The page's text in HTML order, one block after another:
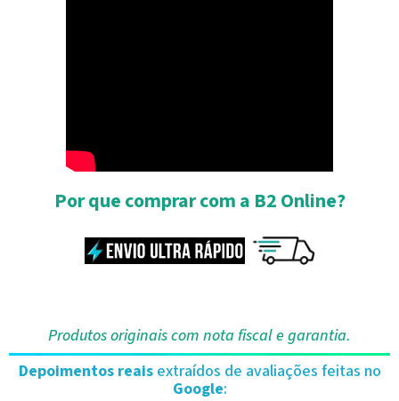
Por que comprar com a B2 Online?
Produtos originais com nota fiscal e garantia.
Depoimentos reaisextraídos de avaliações feitas no
Google: